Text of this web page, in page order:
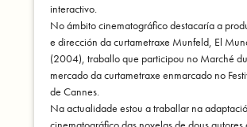
interactivo.
No ámbito cinematográfico destacaría a
e dirección da curtametraxe Munfeld, El
(2004), traballo que participou no Marché du
mercado da curtametraxe enmarcado no
de Cannes.
Na actualidade estou a traballar na